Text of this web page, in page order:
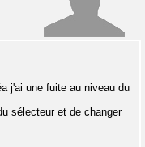
j'ai une fuite au niveau du
sélecteur et de changer